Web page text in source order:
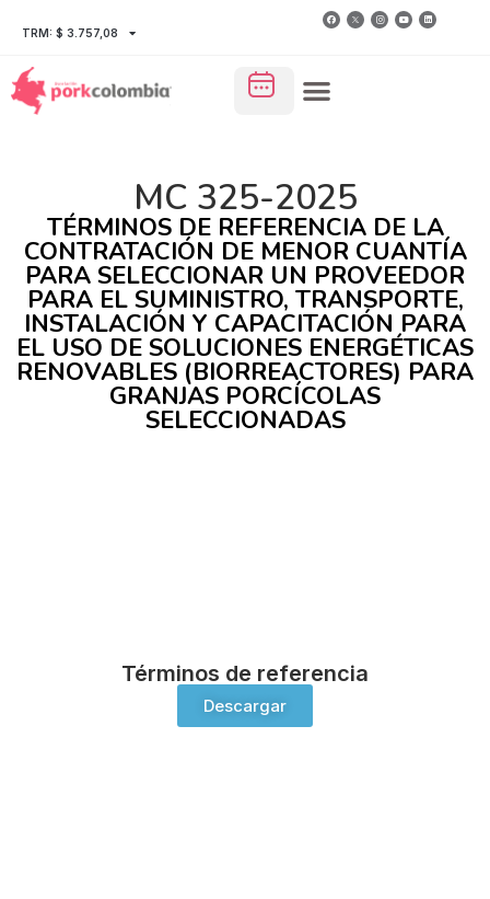
TRM: $ 3.757,08
MC 325-2025
TÉRMINOS DE REFERENCIA DE LA
CONTRATACIÓN DE MENOR CUANTÍA
PARA SELECCIONAR UN PROVEEDOR
PARA EL SUMINISTRO, TRANSPORTE,
INSTALACIÓN Y CAPACITACIÓN PARA
EL USO DE SOLUCIONES ENERGÉTICAS
RENOVABLES (BIORREACTORES) PARA
GRANJAS PORCÍCOLAS
SELECCIONADAS
Términos de referencia
Descargar